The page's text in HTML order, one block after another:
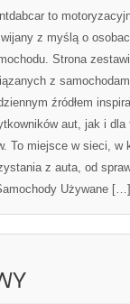
to
z myślą o
Strona
z
źródłem
aut, jak i
To miejsce w sieci, w
z auta, od
Używane […]